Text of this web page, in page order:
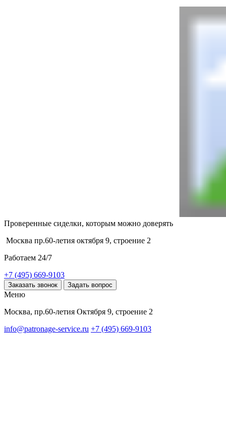
Проверенные сиделки, которым можно доверять
Москва пр.60-летия октября 9, строение 2
Работаем 24/7
+7 (495) 669-9103
Заказать звонок Задать вопрос
Меню
Москва, пр.60-летия Октября 9, строение 2
info@patronage-service.ru +7 (495) 669-9103